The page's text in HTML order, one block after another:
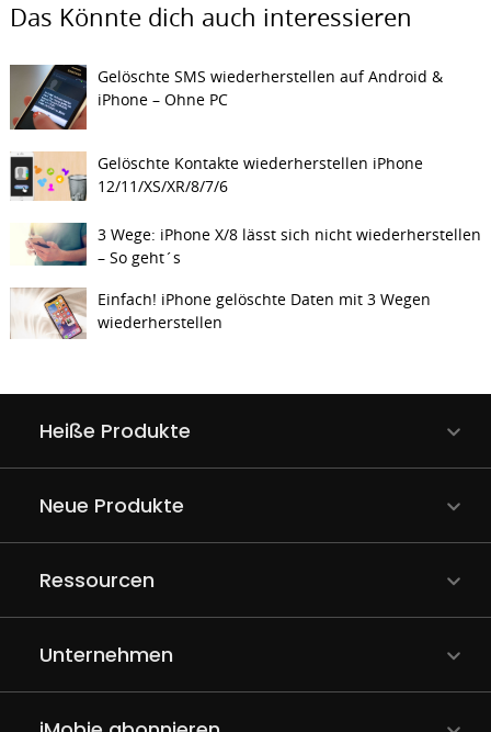
Das Könnte dich auch interessieren
Gelöschte SMS wiederherstellen auf Android &
iPhone – Ohne PC
Gelöschte Kontakte wiederherstellen iPhone
12/11/XS/XR/8/7/6
3 Wege: iPhone X/8 lässt sich nicht wiederherstellen
– So geht´s
Einfach! iPhone gelöschte Daten mit 3 Wegen
wiederherstellen
Heiße Produkte
Neue Produkte
Ressourcen
Unternehmen